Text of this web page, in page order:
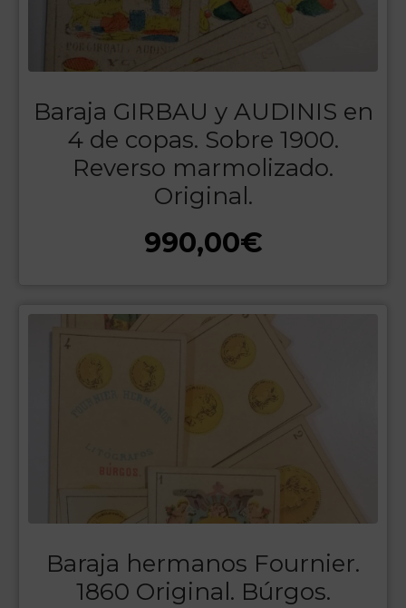
Baraja GIRBAU y AUDINIS en
4 de copas. Sobre 1900.
Reverso marmolizado.
Original.
990,00€
Baraja hermanos Fournier.
1860 Original. Búrgos.